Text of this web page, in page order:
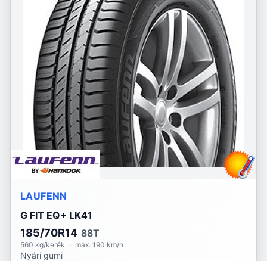
Kumho
Landspider
Lassa
Laufenn
Linglong
Marshal
Maxtrek
Michelin
Mirage
LAUFENN
G FIT EQ+ LK41
185/70R14 88T
560 kg/kerék · max. 190 km/h
Nyári gumi